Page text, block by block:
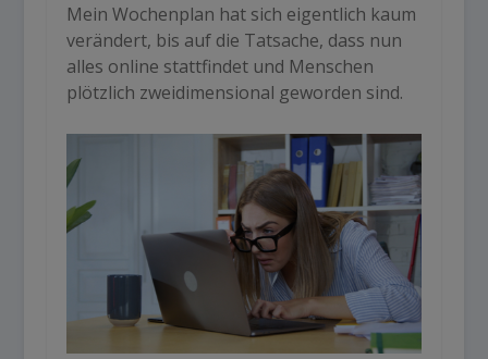
Mein Wochenplan hat sich eigentlich kaum
verändert, bis auf die Tatsache, dass nun
alles online stattfindet und Menschen
plötzlich zweidimensional geworden sind.